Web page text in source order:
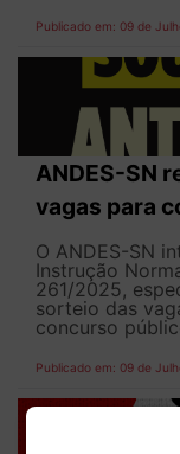
Publicado em: 09 de
ANDES-SN
vagas para
O ANDES-SN
Instrução
261/2025,
sorteio das
concurso
Publicado em: 09 de